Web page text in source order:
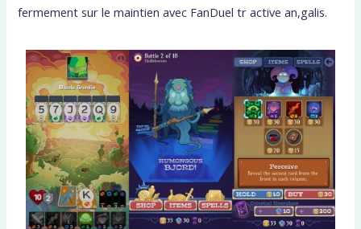
fermement sur le maintien avec FanDuel tr active an,galis.